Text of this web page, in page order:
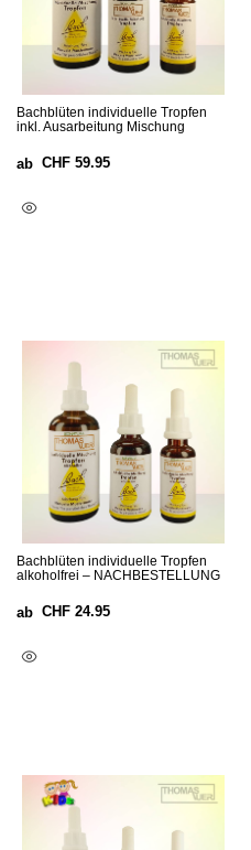
Bachblüten individuelle Tropfen
inkl. Ausarbeitung Mischung
ab CHF 59.95
Bachblüten individuelle Tropfen
alkoholfrei – NACHBESTELLUNG
ab CHF 24.95